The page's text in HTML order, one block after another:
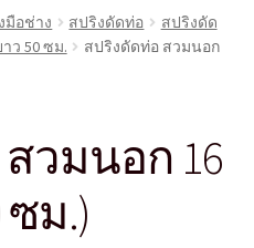
มือช่าง สปริงดัดท่อ
สปริงดัด
ว 50 ซม.
สปริงดัดท่อ สวมนอก
วมนอก 16
ซม.)